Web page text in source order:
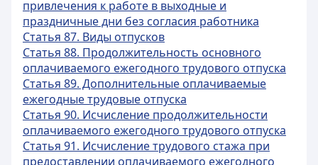
привлечения к работе в выходные и
праздничные дни без согласия работника
Статья 87. Виды отпусков
Статья 88. Продолжительность основного
оплачиваемого ежегодного трудового отпуска
Статья 89. Дополнительные оплачиваемые
ежегодные трудовые отпуска
Статья 90. Исчисление продолжительности
оплачиваемого ежегодного трудового отпуска
Статья 91. Исчисление трудового стажа при
предоставлении оплачиваемого ежегодного